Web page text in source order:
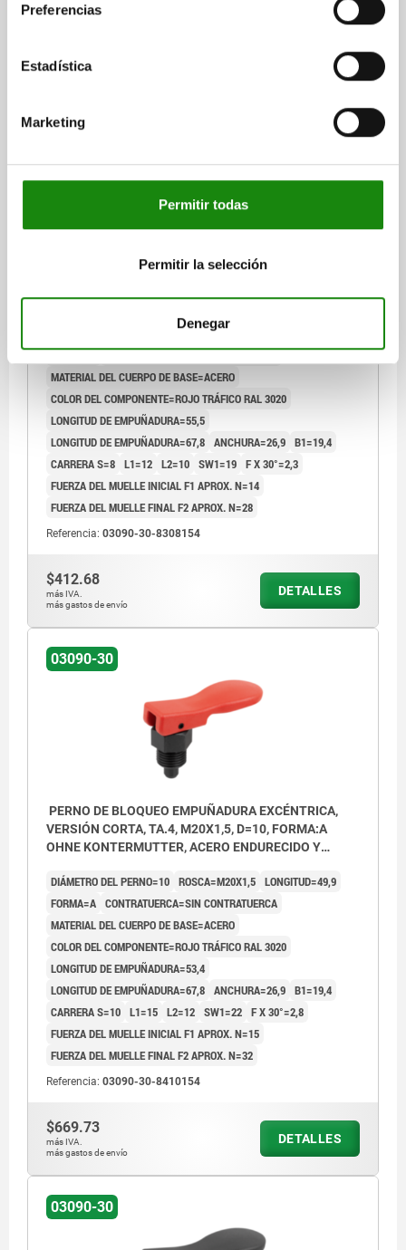
Preferencias
Estadística
Marketing
Permitir todas
Permitir la selección
Denegar
PERNO DE BLOQUEO EMPUÑADURA EXCÉNTRICA,
KONTERMUTTER, ACERO ENDURECIDO Y BRUÑIDO,
COMP:TERMOPLÁSTICO ROJO RAL3020
ROSCA=M16X1,5
FORMA=A CONTRATUERCA=SIN CONTRATUERCA
MATERIAL DEL CUERPO DE BASE=ACERO
COLOR DEL COMPONENTE=ROJO TRÁFICO RAL 3020
LONGITUD DE EMPUÑADURA=55,5
LONGITUD DE EMPUÑADURA=67,8 ANCHURA=26,9 B1=19,4
CARRERA S=8 L1=12 L2=10 SW1=19 F X 30°=2,3
FUERZA DEL MUELLE INICIAL F1 APROX. N=14
FUERZA DEL MUELLE FINAL F2 APROX. N=28
Referencia: 03090-30-8308154
$412.68
más IVA.
más gastos de envío
DETALLES
03090-30
PERNO DE BLOQUEO EMPUÑADURA EXCÉNTRICA,
VERSIÓN CORTA, TA.4, M20X1,5, D=10, FORMA:A
OHNE KONTERMUTTER, ACERO ENDURECIDO Y
DIÁMETRO DEL PERNO=10 ROSCA=M20X1,5 LONGITUD=49,9
FORMA=A CONTRATUERCA=SIN CONTRATUERCA
MATERIAL DEL CUERPO DE BASE=ACERO
COLOR DEL COMPONENTE=ROJO TRÁFICO RAL 3020
LONGITUD DE EMPUÑADURA=53,4
LONGITUD DE EMPUÑADURA=67,8 ANCHURA=26,9 B1=19,4
CARRERA S=10 L1=15 L2=12 SW1=22 F X 30°=2,8
FUERZA DEL MUELLE INICIAL F1 APROX. N=15
FUERZA DEL MUELLE FINAL F2 APROX. N=32
Referencia: 03090-30-8410154
$669.73
más IVA.
más gastos de envío
DETALLES
03090-30